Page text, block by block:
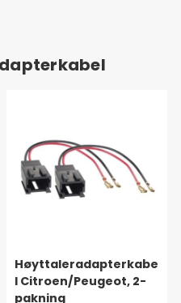
Høyttaleradapterkabe
l Citroen/Peugeot, 2-
pakning